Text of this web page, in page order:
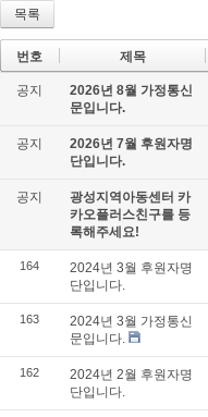
목록
번호 제목
공지
2026년 8월 가정통신
문입니다.
공지
2026년 7월 후원자명
단입니다.
공지
광성지역아동센터 카
카오플러스친구를 등
록해주세요!
164
2024년 3월 후원자명
단입니다.
163
2024년 3월 가정통신
문입니다.
162
2024년 2월 후원자명
단입니다.